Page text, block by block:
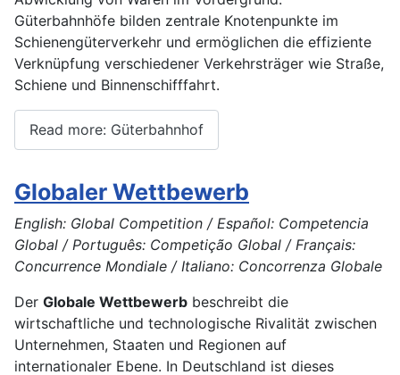
Güterbahnhöfe bilden zentrale Knotenpunkte im
Schienengüterverkehr und ermöglichen die effiziente
Verknüpfung verschiedener Verkehrsträger wie Straße,
Schiene und Binnenschifffahrt.
Read more: Güterbahnhof
Globaler Wettbewerb
English: Global Competition / Español: Competencia
Global / Português: Competição Global / Français:
Concurrence Mondiale / Italiano: Concorrenza Globale
Der Globale Wettbewerb beschreibt die
wirtschaftliche und technologische Rivalität zwischen
Unternehmen, Staaten und Regionen auf
internationaler Ebene. In Deutschland ist dieses